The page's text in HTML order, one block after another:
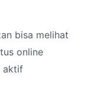
bisa melihat
online
aktif